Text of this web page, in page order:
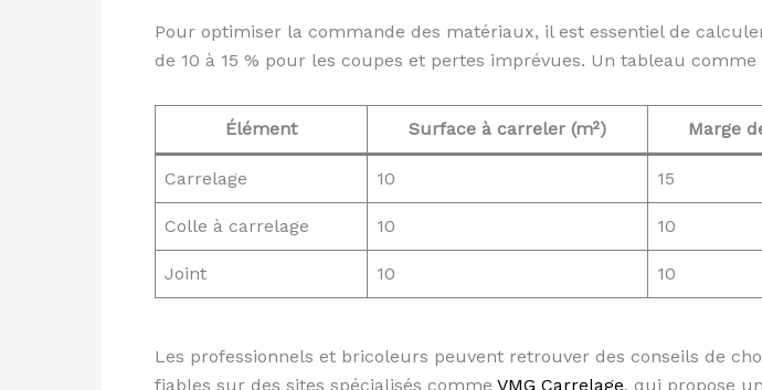
Pour optimiser la commande des matériaux, il est essentiel de
de 10 à 15 % pour les coupes et pertes imprévues. Un tableau
Élément Surface à carreler (m²) Marge
Carrelage 10 15
Colle à carrelage 10 10
Joint 10 10
Les professionnels et bricoleurs peuvent retrouver des conseils de
fiables sur des sites spécialisés comme VMG Carrelage, qui propose